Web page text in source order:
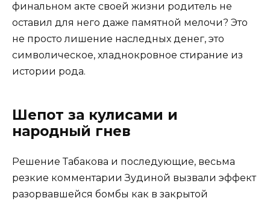
финальном акте своей жизни родитель не
оставил для него даже памятной мелочи? Это
не просто лишение наследных денег, это
символическое, хладнокровное стирание из
истории рода.
Шепот за кулисами и
народный гнев
Решение Табакова и последующие, весьма
резкие комментарии Зудиной вызвали эффект
разорвавшейся бомбы как в закрытой